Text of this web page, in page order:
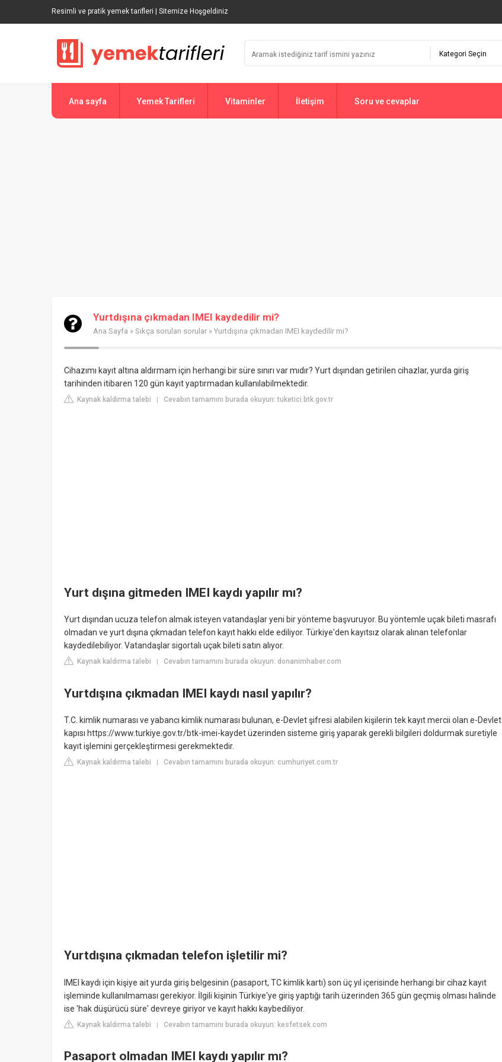
Resimli ve pratik yemek tarifleri | Sitemize Hoşgeldiniz
Ana sayfa Yemek Tarifleri Vitaminler İletişim Soru ve cevaplar
Yurtdışına çıkmadan IMEI kaydedilir mi?
Ana Sayfa » Sıkça sorulan sorular » Yurtdışına çıkmadan IMEI kaydedilir mi?
Cihazımı kayıt altına aldırmam için herhangi bir süre sınırı var mıdır? Yurt dışından getirilen cihazlar, yurda giriş
tarihinden itibaren 120 gün kayıt yaptırmadan kullanılabilmektedir.
Kaynak kaldırma talebi | Cevabın tamamını burada okuyun: tuketici.btk.gov.tr
Yurt dışına gitmeden IMEI kaydı yapılır mı?
Yurt dışından ucuza telefon almak isteyen vatandaşlar yeni bir yönteme başvuruyor. Bu yöntemle uçak bileti masrafı
olmadan ve yurt dışına çıkmadan telefon kayıt hakkı elde ediliyor. Türkiye'den kayıtsız olarak alınan telefonlar
kaydedilebiliyor. Vatandaşlar sigortalı uçak bileti satın alıyor.
Kaynak kaldırma talebi Cevabın tamamını burada okuyun: donanimhaber.com
Yurtdışına çıkmadan IMEI kaydı nasıl yapılır?
T.C. kimlik numarası ve yabancı kimlik numarası bulunan, e-Devlet şifresi alabilen kişilerin tek kayıt mercii olan e-Devlet
kapısı https://www.turkiye.gov.tr/btk-imei-kaydet üzerinden sisteme giriş yaparak gerekli bilgileri doldurmak suretiyle
kayıt işlemini gerçekleştirmesi gerekmektedir.
Kaynak kaldırma talebi Cevabın tamamını burada okuyun: cumhuriyet.com.tr
Yurtdışına çıkmadan telefon işletilir mi?
IMEI kaydı için kişiye ait yurda giriş belgesinin (pasaport, TC kimlik kartı) son üç yıl içerisinde herhangi bir cihaz kayıt
işleminde kullanılmaması gerekiyor. İlgili kişinin Türkiye'ye giriş yaptığı tarih üzerinden 365 gün geçmiş olması halinde
ise 'hak düşürücü süre' devreye giriyor ve kayıt hakkı kaybediliyor.
Kaynak kaldırma talebi | Cevabın tamamını burada okuyun: kesfetsek.com
Pasaport olmadan IMEI kaydı yapılır mı?